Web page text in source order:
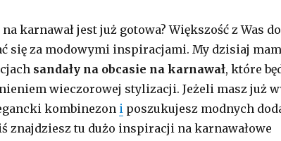
karnawał jest już gotowa? Większość z Was
się za modowymi inspiracjami. My dzisiaj
sandały na obcasie na karnawał, które
wieczorowej stylizacji. Jeżeli masz już
kombinezon iposzukujesz modnych
znajdziesz tu dużo inspiracji na karnawałowe